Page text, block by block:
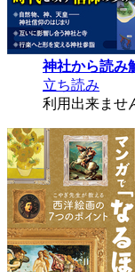
神社から読み
立ち読み
利用出来ませ